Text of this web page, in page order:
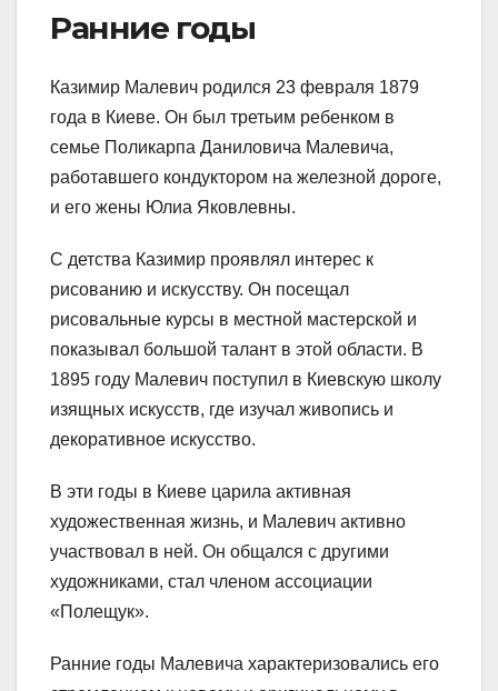
Ранние годы
Казимир Малевич родился 23 февраля 1879
года в Киеве. Он был третьим ребенком в
семье Поликарпа Даниловича Малевича,
работавшего кондуктором на железной дороге,
и его жены Юлиа Яковлевны.
С детства Казимир проявлял интерес к
рисованию и искусству. Он посещал
рисовальные курсы в местной мастерской и
показывал большой талант в этой области. В
1895 году Малевич поступил в Киевскую школу
изящных искусств, где изучал живопись и
декоративное искусство.
В эти годы в Киеве царила активная
художественная жизнь, и Малевич активно
участвовал в ней. Он общался с другими
художниками, стал членом ассоциации
«Полещук».
Ранние годы Малевича характеризовались его